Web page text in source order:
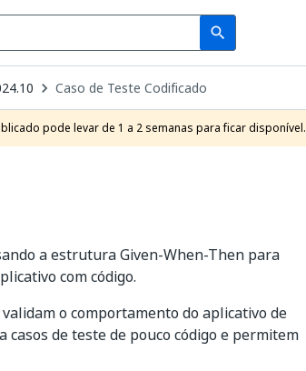
search
Search
Caso de Teste Codificado
pode levar de 1 a 2 semanas para ficar disponível.
a estrutura Given-When-Then para
com código.
o comportamento do aplicativo de
de teste de pouco código e permitem